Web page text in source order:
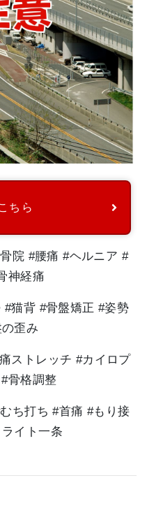
ちら
院 #腰痛 #ヘルニア #
神経痛
猫背 #骨盤矯正 #姿勢
歪み
ストレッチ #カイロプ
骨格調整
ち打ち #首痛 #もり接
イト一条